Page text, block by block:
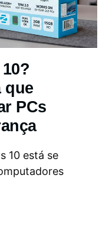
que
PCs
10 está se